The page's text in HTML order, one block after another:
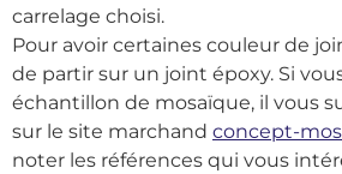
carrelage choisi.
Pour avoir certaines couleur de
de partir sur un joint époxy. Si
échantillon de mosaïque, il vous
sur le site marchand concept-
noter les références qui vous